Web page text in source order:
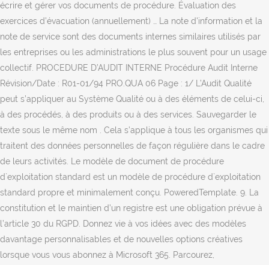
écrire et gérer vos documents de procédure. Évaluation des
exercices d’évacuation (annuellement) … La note d'information et la
note de service sont des documents internes similaires utilisés par
les entreprises ou les administrations le plus souvent pour un usage
collectif. PROCEDURE D’AUDIT INTERNE Procédure Audit Interne
Révision/Date : R01-01/94 PRO.QUA 06 Page : 1/ L’Audit Qualité
peut s’appliquer au Système Qualité ou à des éléments de celui-ci,
à des procédés, à des produits ou à des services. Sauvegarder le
texte sous le même nom . Cela s’applique à tous les organismes qui
traitent des données personnelles de façon régulière dans le cadre
de leurs activités. Le modèle de document de procédure
d`exploitation standard est un modèle de procédure d`exploitation
standard propre et minimalement conçu. PoweredTemplate. 9. La
constitution et le maintien d’un registre est une obligation prévue à
l’article 30 du RGPD. Donnez vie à vos idées avec des modèles
davantage personnalisables et de nouvelles options créatives
lorsque vous vous abonnez à Microsoft 365. Parcourez,